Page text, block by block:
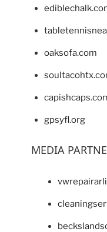
oaksofa.com
gpsyfl.org
MEDIA